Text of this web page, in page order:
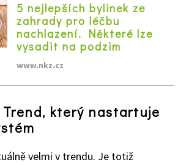
5 nejlepších bylinek ze
zahrady pro léčbu
nachlazení. Některé lze
vysadit na podzim
www.nkz.cz
Trend, který nastartuje
velmi v trendu. Je totiž